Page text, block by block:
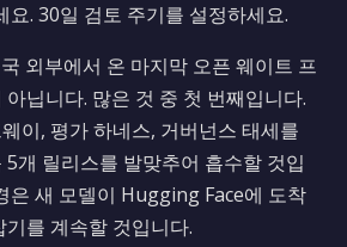
요. 30일 검토 주기를 설정하세요.
외부에서 온 마지막 오픈 웨이트 프
닙니다. 많은 것 중 첫 번째입니다.
이, 평가 하네스, 거버넌스 태세를
개 릴리스를 발맞추어 흡수할 것입
은 새 모델이 Hugging Face에 도착
를 계속할 것입니다.